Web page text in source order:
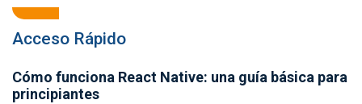
Acceso Rápido
Cómo funciona React Native: una guía básica para
principiantes